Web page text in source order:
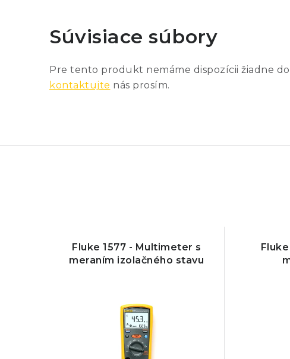
Súvisiace súbory
Pre tento produkt nemáme dispozícii žiadne
kontaktujte nás prosím.
Fluke 1577 - Multimeter s
meraním izolačného stavu